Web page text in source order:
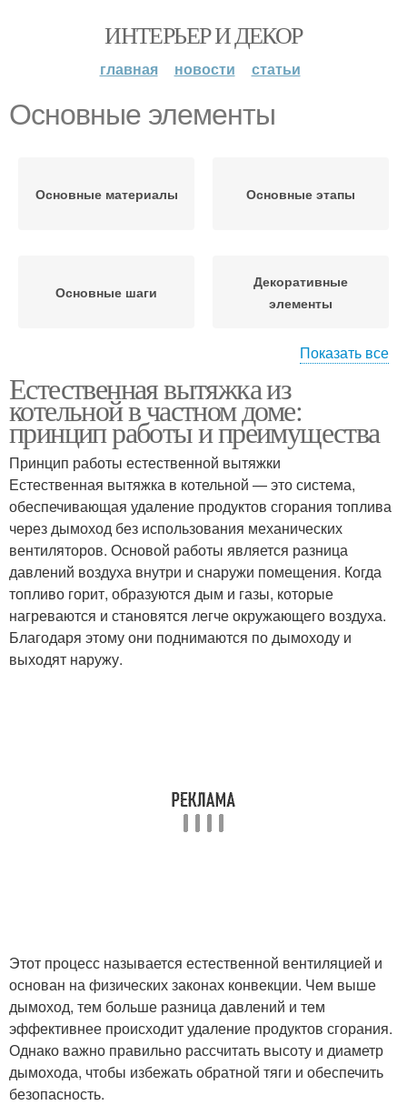
ИНТЕРЬЕР И ДЕКОР
главная новости статьи
Основные элементы
Основные материалы Основные этапы
Основные шаги
Декоративные
элементы
Основные принципы
участке
Основные компоненты Несущие элементы
Показать все
Естественная вытяжка из
котельной в частном доме:
принцип работы и преимущества
Принцип работы естественной вытяжки
Естественная вытяжка в котельной — это система,
обеспечивающая удаление продуктов сгорания топлива
через дымоход без использования механических
вентиляторов. Основой работы является разница
давлений воздуха внутри и снаружи помещения. Когда
топливо горит, образуются дым и газы, которые
нагреваются и становятся легче окружающего воздуха.
Благодаря этому они поднимаются по дымоходу и
выходят наружу.
Этот процесс называется естественной вентиляцией и
основан на физических законах конвекции. Чем выше
дымоход, тем больше разница давлений и тем
эффективнее происходит удаление продуктов сгорания.
Однако важно правильно рассчитать высоту и диаметр
дымохода, чтобы избежать обратной тяги и обеспечить
безопасность.